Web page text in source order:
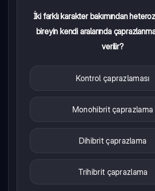
İki farklı karakter bakımından
bireyin kendi aralarında
verilir?
Kontrol çaprazlaması
Monohibrit çaprazlama
Dihibrit çaprazlama
Trihibrit çaprazlama